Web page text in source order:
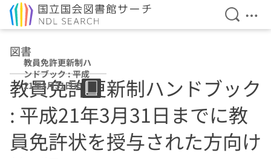
検索を
メ
図書
教員免許更新制ハ
ンドブック : 平成
21年3月31日まで
に教員免許状を授
与された方向け
第2版
教員免許更新制ハンドブック
: 平成21年3月31日までに教
員免許状を授与された方向け